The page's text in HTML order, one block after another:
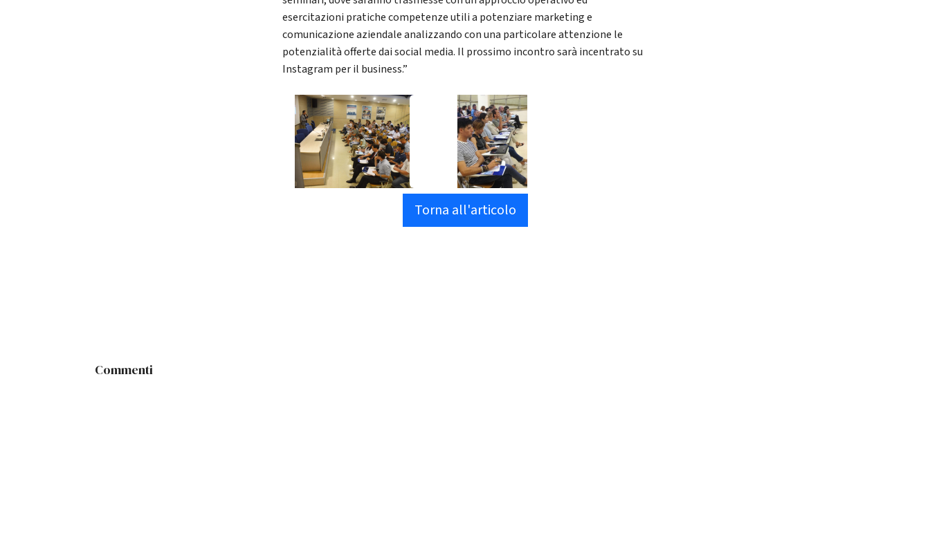
esercitazioni pratiche competenze utili a potenziare marketing e
comunicazione aziendale analizzando con una particolare attenzione le
potenzialità offerte dai social media. Il prossimo incontro sarà incentrato su
Instagram per il business.”
Torna all'articolo
Commenti